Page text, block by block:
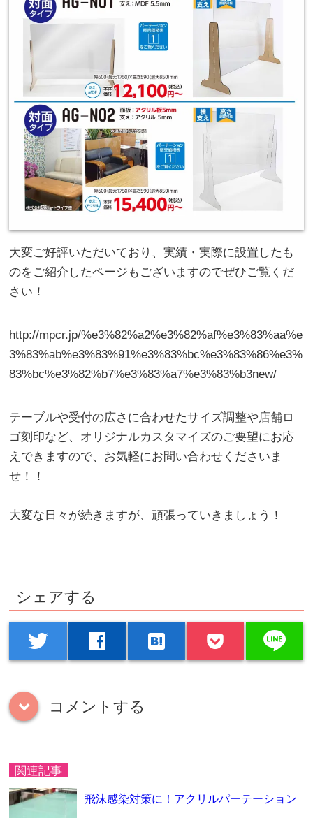
大変ご好評いただいており、実績・実際に設置したも
のをご紹介したページもございますのでぜひご覧くだ
さい！
http://mpcr.jp/%e3%82%a2%e3%82%af%e3%83%aa%e
3%83%ab%e3%83%91%e3%83%bc%e3%83%86%e3%
83%bc%e3%82%b7%e3%83%a7%e3%83%b3new/
テーブルや受付の広さに合わせたサイズ調整や店舗ロ
ゴ刻印など、オリジナルカスタマイズのご要望にお応
えできますので、お気軽にお問い合わせくださいま
せ！！
大変な日々が続きますが、頑張っていきましょう！
シェアする
twitter facebook hatenabookmark line
down コメントする
関連記事
飛沫感染対策に！アクリルパーテーション